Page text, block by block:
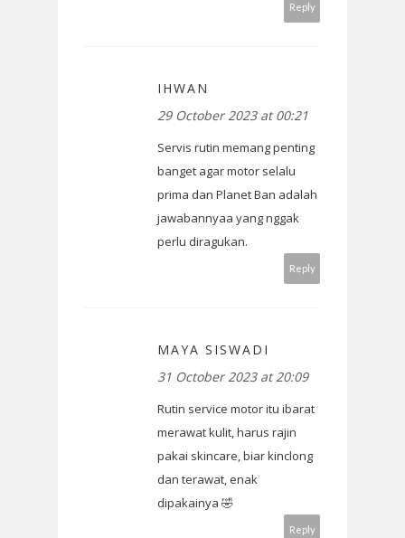
Reply
IHWAN
29 October 2023 at 00:21
Servis rutin memang penting
banget agar motor selalu
prima dan Planet Ban adalah
jawabannyaa yang nggak
perlu diragukan.
Reply
MAYA SISWADI
31 October 2023 at 20:09
Rutin service motor itu ibarat
merawat kulit, harus rajin
pakai skincare, biar kinclong
dan terawat, enak
dipakainya 🤣
Reply